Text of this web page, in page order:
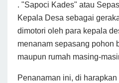
. "Sapoci Kades" atau
Kepala Desa sebagai
dimotori oleh para kepala
menanam sepasang pohon
maupun rumah masing-
Penanaman ini, di